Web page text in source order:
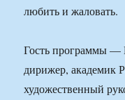
любить и жаловать.
Гость программы —
дирижер, академик
художественный